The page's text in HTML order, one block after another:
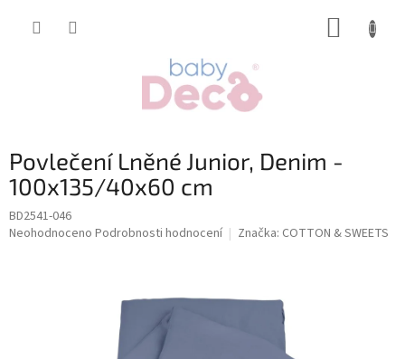
Povlečení Lněné Junior, Denim -
100x135/40x60 cm
BD2541-046
Průměrné
Neohodnoceno Podrobnosti hodnocení Značka: COTTON & SWEETS